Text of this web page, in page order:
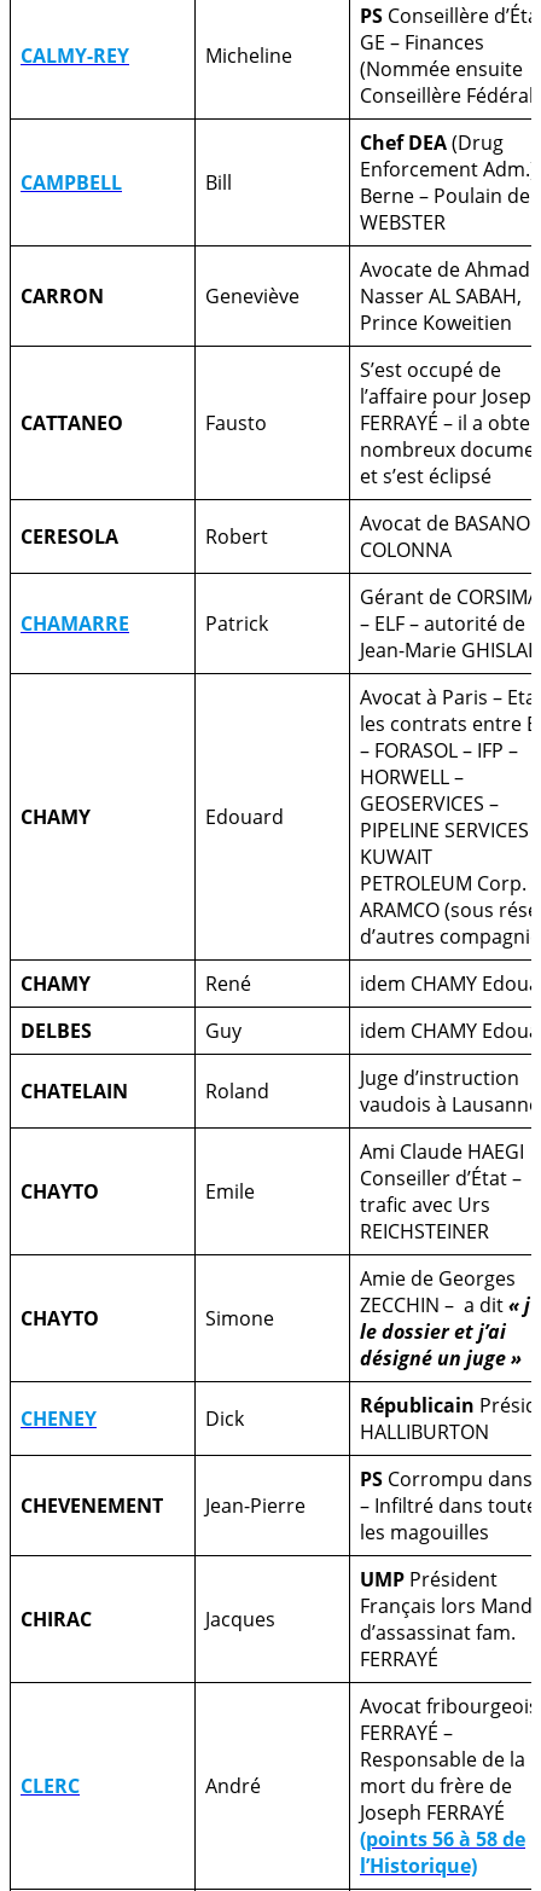
CALMY-REY Micheline
PS Conseillère
GE – Finances
(Nommée ensuite
Conseillère
CAMPBELL Bill
Chef DEA(Drug
Enforcement Adm.)
Berne – Poulain de
WEBSTER
CARRON Geneviève
Avocate de Ahmad
Nasser AL SABAH,
Prince Koweitien
CATTANEO Fausto
S’est occupé de
l’affaire pour
FERRAYÉ – il a
nombreux
et s’est éclipsé
CERESOLA Robert
Avocat de BASANO
COLONNA
CHAMARRE Patrick
Gérant de
– ELF – autorité de
Jean-Marie
CHAMY Edouard
Avocat à Paris –
les contrats entre
– FORASOL – IFP –
HORWELL –
GEOSERVICES –
PIPELINE SERVICES
KUWAIT
PETROLEUM Corp. –
ARAMCO (sous
d’autres
CHAMY
René
idem CHAMY
DELBES
Guy idem CHAMY
CHATELAIN Roland
Juge d’instruction
vaudois à Lausanne
CHAYTO Emile
Ami Claude HAEGI
Conseiller d’État –
trafic avec Urs
REICHSTEINER
CHAYTO Simone
Amie de Georges
ZECCHIN – a dit«
le dossier et j’ai
désigné un juge »
CHENEY Dick Républicain
HALLIBURTON
CHEVENEMENT Jean-Pierre
PS Corrompu dans
– Infiltré dans
les magouilles
CHIRAC Jacques
UMP Président
Français lors
d’assassinat fam.
FERRAYÉ
CLERC André
Avocat
FERRAYÉ –
Responsable de la
mort du frère de
Joseph FERRAYÉ
(points 56 à 58 de
l’Historique)